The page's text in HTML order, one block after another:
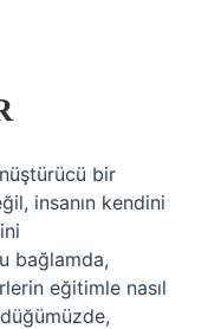
bir
insanın kendini
bağlamda,
eğitimle nasıl